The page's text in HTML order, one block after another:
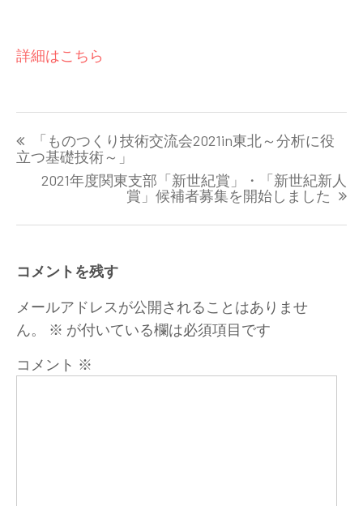
詳細はこちら
稿
ナ
ー
ョ
「ものつくり技術交流会2021in東北～分析に役
立つ基礎技術～」
2021年度関東支部「新世紀賞」・「新世紀新人
賞」候補者募集を開始しました
コメントを残す
メールアドレスが公開されることはありませ
ん。
※ が付いている欄は必須項目です
コメント ※